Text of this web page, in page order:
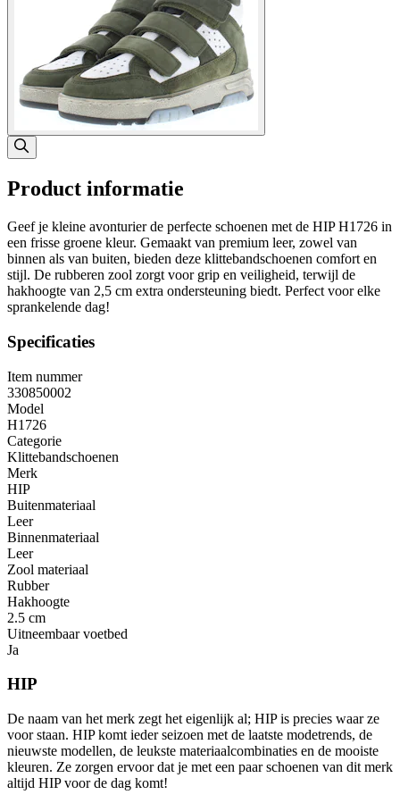
Product informatie
Geef je kleine avonturier de perfecte schoenen met de HIP H1726 in
een frisse groene kleur. Gemaakt van premium leer, zowel van
binnen als van buiten, bieden deze klittebandschoenen comfort en
stijl. De rubberen zool zorgt voor grip en veiligheid, terwijl de
hakhoogte van 2,5 cm extra ondersteuning biedt. Perfect voor elke
sprankelende dag!
Specificaties
Item nummer
330850002
Model
H1726
Categorie
Klittebandschoenen
Merk
HIP
Buitenmateriaal
Leer
Binnenmateriaal
Leer
Zool materiaal
Rubber
Hakhoogte
2.5 cm
Uitneembaar voetbed
Ja
HIP
De naam van het merk zegt het eigenlijk al; HIP is precies waar ze
voor staan. HIP komt ieder seizoen met de laatste modetrends, de
nieuwste modellen, de leukste materiaalcombinaties en de mooiste
kleuren. Ze zorgen ervoor dat je met een paar schoenen van dit merk
altijd HIP voor de dag komt!